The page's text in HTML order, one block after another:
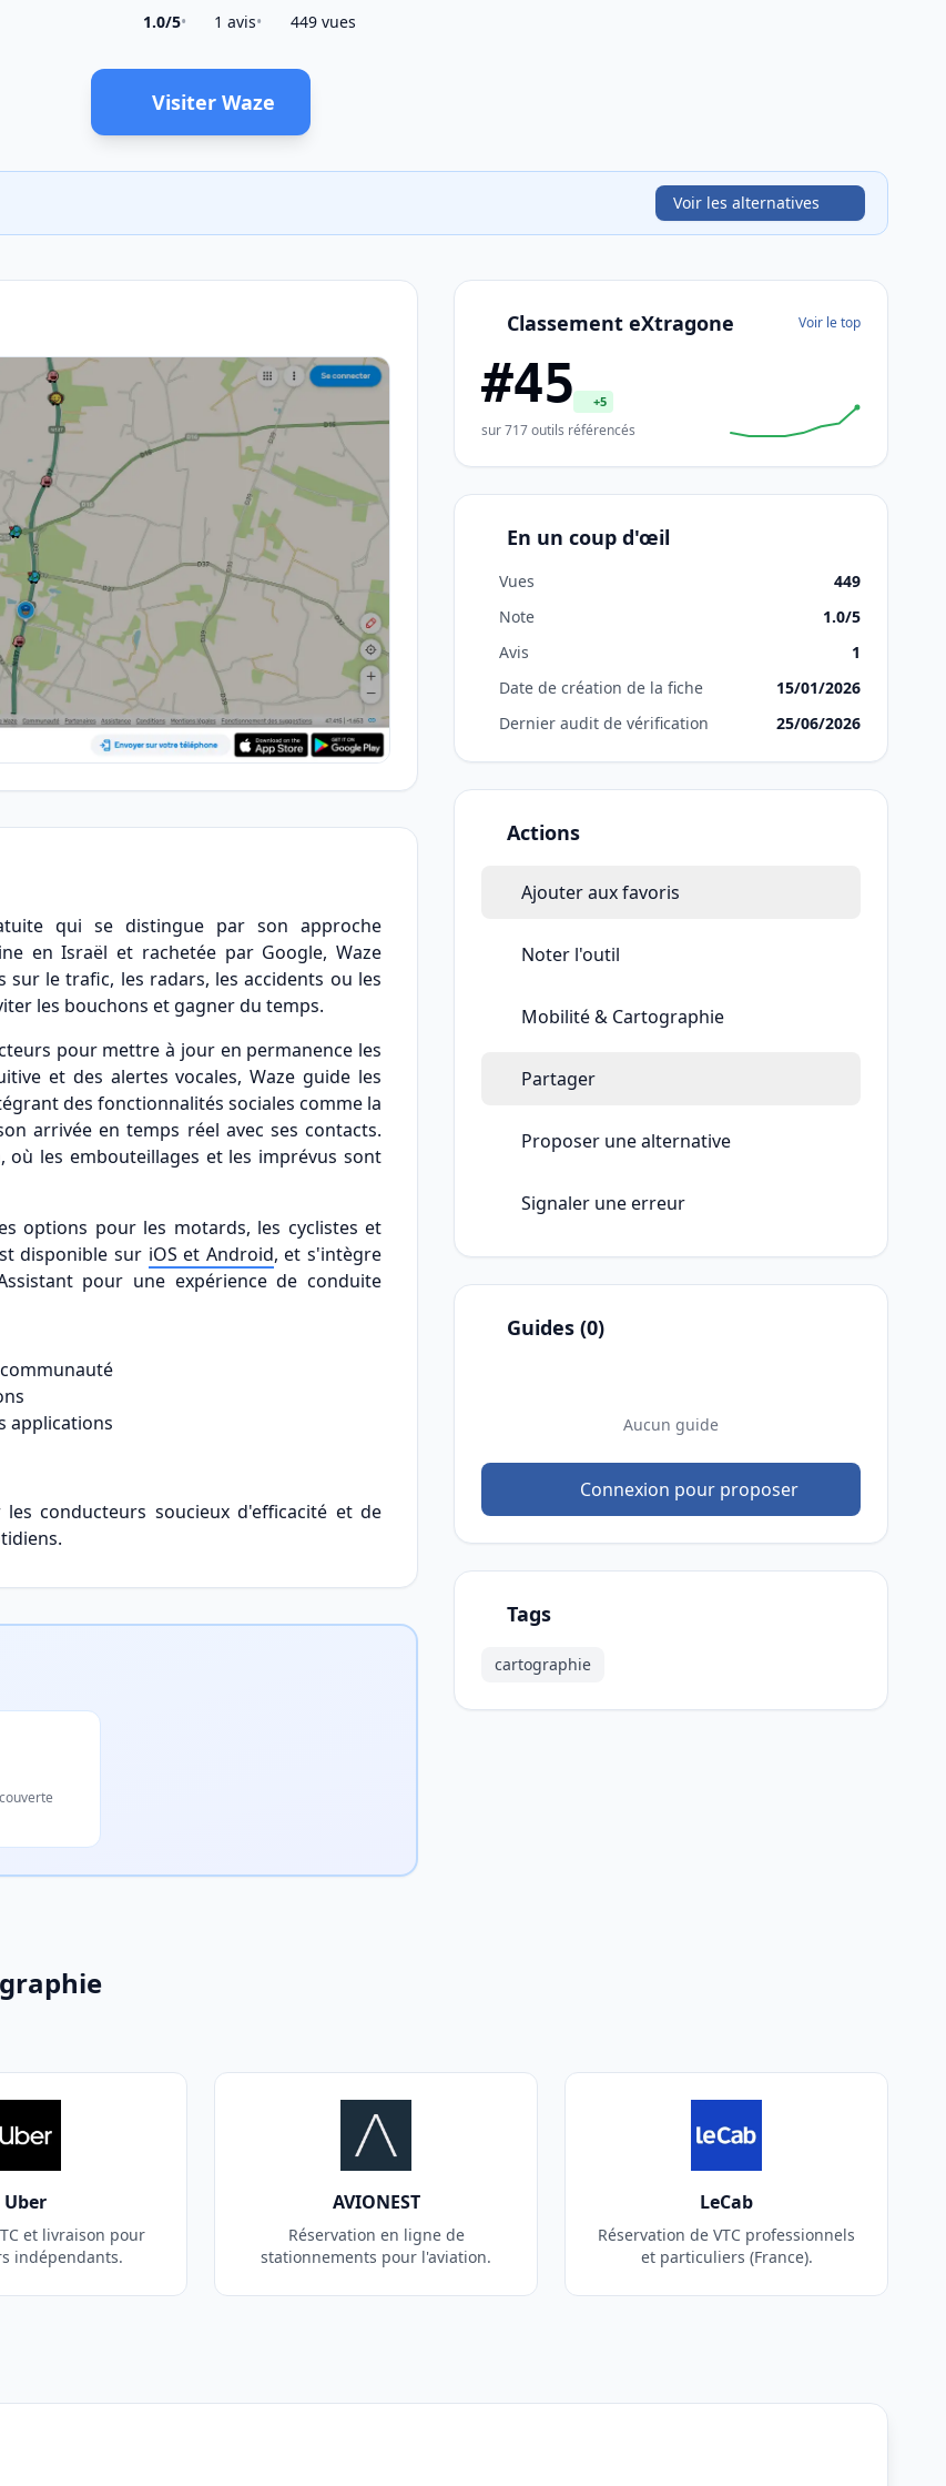
1.0/5• 1 avis• 449 vues
Visiter Waze
Voir les alternatives
qui se distingue par son approche
en Israël et rachetée par Google, Waze
le trafic, les radars, les accidents ou les
les bouchons et gagner du temps.
pour mettre à jour en permanence les
et des alertes vocales, Waze guide les
des fonctionnalités sociales comme la
arrivée en temps réel avec ses contacts.
les embouteillages et les imprévus sont
options pour les motards, les cyclistes et
disponible sur iOS et Android, et s'intègre
pour une expérience de conduite
applications
conducteurs soucieux d'efficacité et de
Classement eXtragone Voir le top
#45 +5
sur 717 outils référencés
En un coup d'œil
Vues
449
Note
1.0/5
Avis
1
Date de création de la fiche
15/01/2026
Dernier audit de vérification
25/06/2026
Actions
Ajouter aux favoris
Noter l'outil
Mobilité & Cartographie
Partager
Proposer une alternative
Signaler une erreur
Guides (0)
Aucun guide
Connexion pour proposer
Tags
cartographie
Uber
et livraison pour
indépendants.
AVIONEST
Réservation en ligne de
stationnements pour l'aviation.
LeCab
Réservation de VTC professionnels
et particuliers (France).